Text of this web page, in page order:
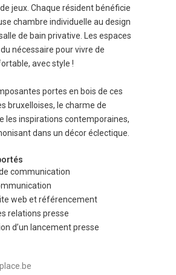
jeux. Chaque résident bénéficie
chambre individuelle au design
de bain privative. Les espaces
nécessaire pour vivre de
avec style !
portes en bois de ces
bruxelloises, le charme de
les inspirations contemporaines,
dans un décor éclectique.
communication
web et référencement
relations presse
d’un lancement presse